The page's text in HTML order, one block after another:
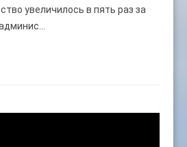
увеличилось в пять раз за